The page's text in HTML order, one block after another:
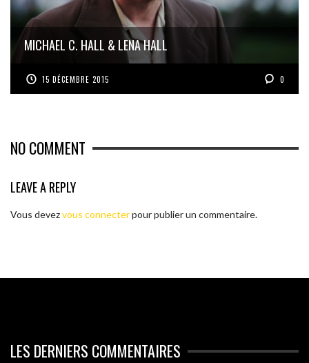
MICHAEL C. HALL & LENA HALL
15 DÉCEMBRE 2015 0
NO COMMENT
LEAVE A REPLY
Vous devezvous connecterpour publier un commentaire.
LES DERNIERS COMMENTAIRES